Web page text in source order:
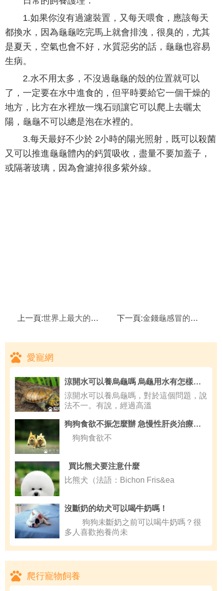
1.如果你沒有過濾裝置，又每天喂食，應該每天
都換水，因為龜龜吃完馬上就會排洩，很臭的，尤其
是夏天，空氣也會不好，水質惡劣的話，龜龜也容易
生病。
2.水不用太多，不沒過龜龜的殼的位置就可以
了，一定要在水中進食的，但平時要給它一個干燥的
地方，比方在水裡放一塊石頭讓它可以爬上去曬太
陽，龜龜不可以總是泡在水裡的。
3.每天最好不少於 2小時的陽光照射，既可以殺菌
又可以推進龜龜體內的鈣質吸收，盡量不要加蓋子，
或隔著玻璃，因為會濾掉很多紫外線。
上一頁:世界上最大的蟒蛇有多大,蟒蛇的進食方式是什麼 下一頁:金錢龜感冒的治療方法,陸龜流鼻涕的治療方法
愛寵網
涼開水可以養烏龜嗎 烏龜用水有怎樣需求
涼開水可以養烏龜嗎，對於這個問題，說
法不一。有說，經過高溫
狗狗食欲不振怎麼辦 急慢性肝炎治療方法
狗狗食欲不
買比熊犬要注意什麼
比熊犬（法語：Bichon Fris&ea
沒斷奶的幼犬可以喝牛奶嗎！
狗狗未斷奶之前可以喝牛奶嗎？很
多人喜歡抱養尚未
爬行寵物飼養